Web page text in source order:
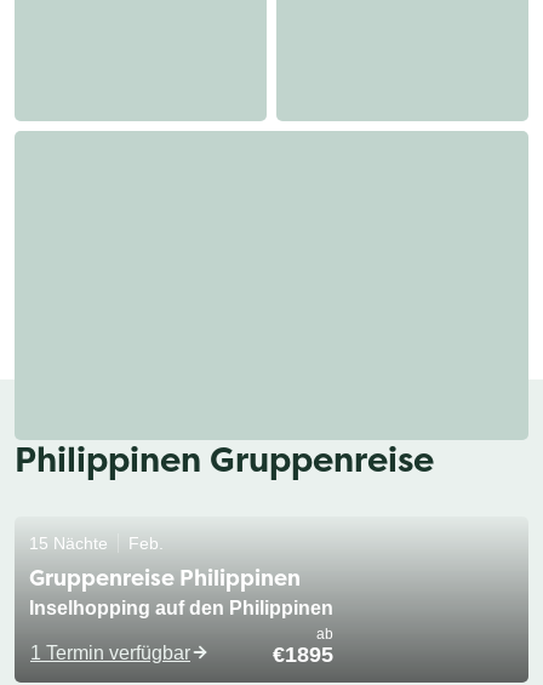
Philippinen Gruppenreise
15 Nächte Feb.
Gruppenreise Philippinen
Inselhopping auf den Philippinen
1 Termin verfügbar
ab
€1895